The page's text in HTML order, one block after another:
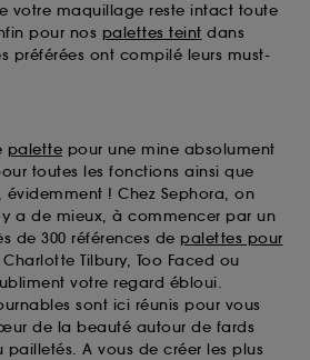
votre maquillage reste intact toute
pour nos palettes teint dans
préférées ont compilé leurs must-
palette pour une mine absolument
toutes les fonctions ainsi que
! Chez Sephora, on
a de mieux, à commencer par un
de 300 références de palettes pour
Tilbury, Too Faced ou
votre regard ébloui.
sont ici réunis pour vous
de la beauté autour de fards
pailletés. A vous de créer les plus